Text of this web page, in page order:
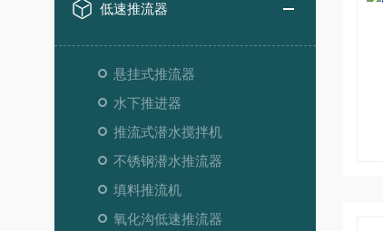
低速推流器
悬挂式推流器
水下推进器
推流式潜水搅拌机
不锈钢潜水推流器
填料推流机
氧化沟低速推流器